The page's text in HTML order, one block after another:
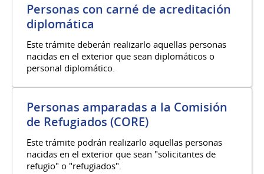
Personas con carné de acreditación
diplomática
Este trámite deberán realizarlo aquellas personas
nacidas en el exterior que sean diplomáticos o
personal diplomático.
Personas amparadas a la Comisión
de Refugiados (CORE)
Este trámite podrán realizarlo aquellas personas
nacidas en el exterior que sean "solicitantes de
refugio" o "refugiados".